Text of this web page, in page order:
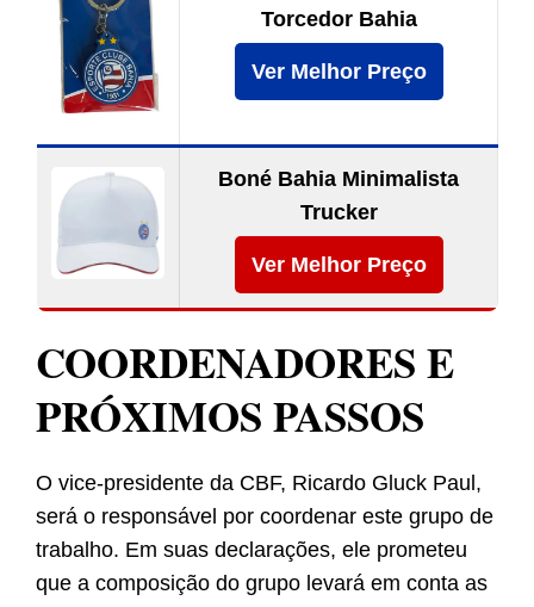
Torcedor Bahia
Ver Melhor Preço
Boné Bahia Minimalista
Trucker
Ver Melhor Preço
COORDENADORES E
PRÓXIMOS PASSOS
O vice-presidente da CBF, Ricardo Gluck Paul,
será o responsável por coordenar este grupo de
trabalho. Em suas declarações, ele prometeu
que a composição do grupo levará em conta as